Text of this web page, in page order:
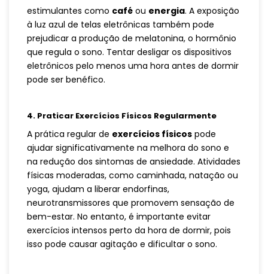
estimulantes como café ou energia. A exposição
à luz azul de telas eletrônicas também pode
prejudicar a produção de melatonina, o hormônio
que regula o sono. Tentar desligar os dispositivos
eletrônicos pelo menos uma hora antes de dormir
pode ser benéfico.
4. Praticar Exercícios Físicos Regularmente
A prática regular de exercícios físicos pode
ajudar significativamente na melhora do sono e
na redução dos sintomas de ansiedade. Atividades
físicas moderadas, como caminhada, natação ou
yoga, ajudam a liberar endorfinas,
neurotransmissores que promovem sensação de
bem-estar. No entanto, é importante evitar
exercícios intensos perto da hora de dormir, pois
isso pode causar agitação e dificultar o sono.